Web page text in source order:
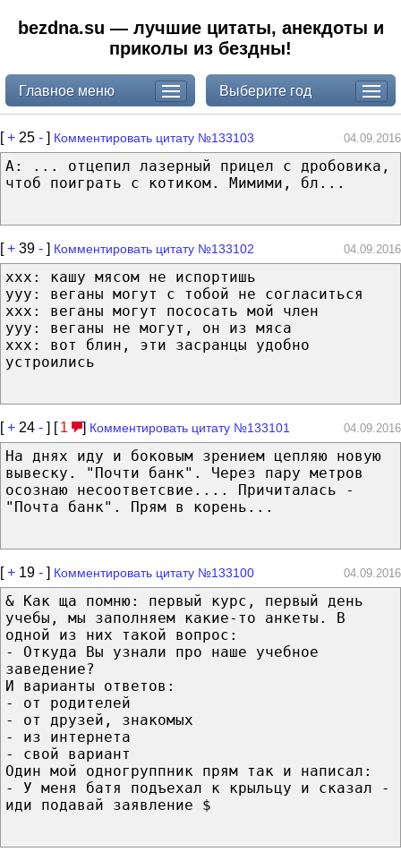
bezdna.su — лучшие цитаты, анекдоты и
приколы из бездны!
Главное меню Выберите год
[+ 25 - ] Комментировать цитату №133103 04.09.2016
A: ... отцепил лазерный прицел с дробовика,
чтоб поиграть с котиком. Мимими, бл...
[+ 39 - ] Комментировать цитату №133102 04.09.2016
xxx: кашу мясом не испортишь
yyy: веганы могут с тобой не согласиться
xxx: веганы могут пососать мой член
yyy: веганы не могут, он из мяса
xxx: вот блин, эти засранцы удобно
устроились
[+ 24 - ] [ 1 ] Комментировать цитату №133101 04.09.2016
На днях иду и боковым зрением цепляю новую
вывеску. "Почти банк". Через пару метров
осознаю несоответсвие.... Причиталась -
"Почта банк". Прям в корень...
[+ 19 - ] Комментировать цитату №133100 04.09.2016
& Как ща помню: первый курс, первый день
учебы, мы заполняем какие-то анкеты. В
одной из них такой вопрос:
- Откуда Вы узнали про наше учебное
заведение?
И варианты ответов:
- от родителей
- от друзей, знакомых
- из интернета
- свой вариант
Один мой одногруппник прям так и написал:
- У меня батя подъехал к крыльцу и сказал -
иди подавай заявление $